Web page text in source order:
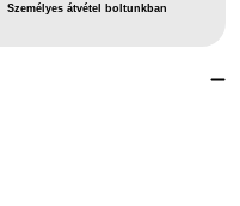
Személyes átvétel boltunkban